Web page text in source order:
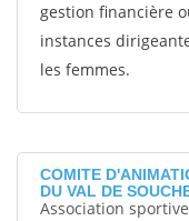
gestion financière
instances
les femmes.
COMITE
DU VAL DE
Association sportive